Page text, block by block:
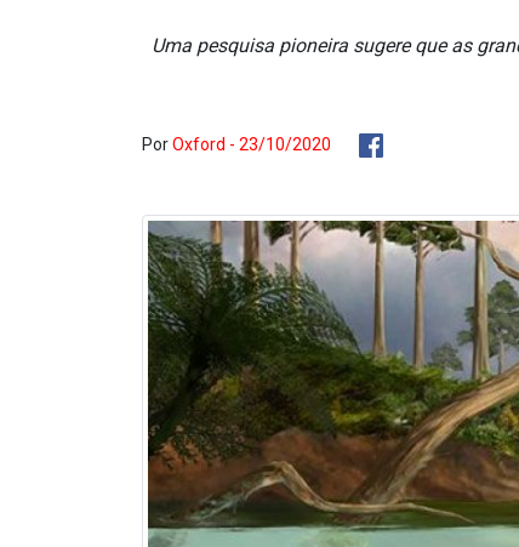
Uma pesquisa pioneira sugere que as
PorOxford - 23/10/2020